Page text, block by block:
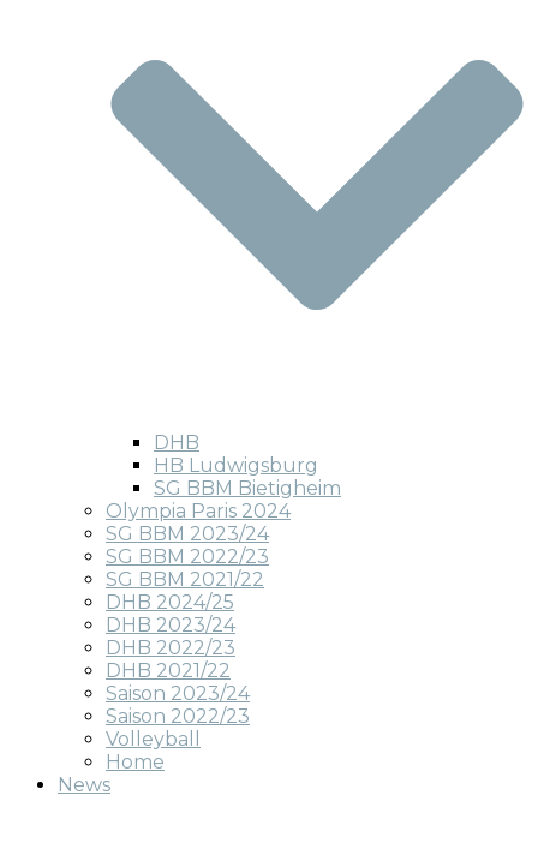
DHB
HB Ludwigsburg
SG BBM Bietigheim
Olympia Paris 2024
SG BBM 2023/24
SG BBM 2022/23
SG BBM 2021/22
DHB 2024/25
DHB 2023/24
DHB 2022/23
DHB 2021/22
Saison 2023/24
Saison 2022/23
Volleyball
Home
News